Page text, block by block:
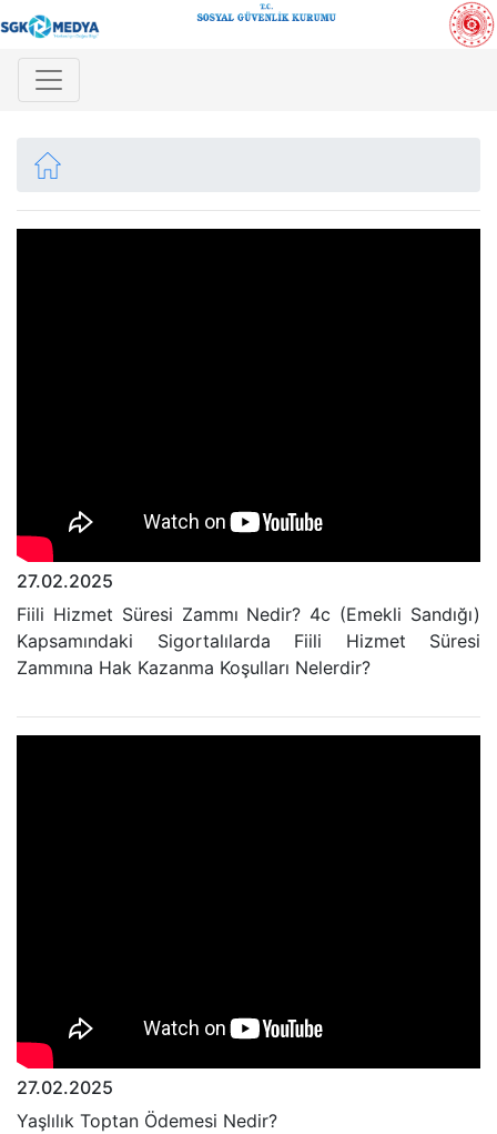
27.02.2025
Fiili Hizmet Süresi Zammı Nedir? 4c (Emekli Sandığı)
Kapsamındaki Sigortalılarda Fiili Hizmet Süresi
Zammına Hak Kazanma Koşulları Nelerdir?
27.02.2025
Yaşlılık Toptan Ödemesi Nedir?